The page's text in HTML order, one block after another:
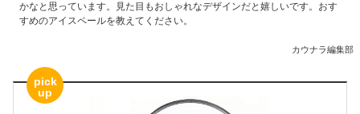
かなと思っています。見た目もおしゃれなデザインだと嬉しいです。おす
すめのアイスペールを教えてください。
カウナラ編集部
pick
up